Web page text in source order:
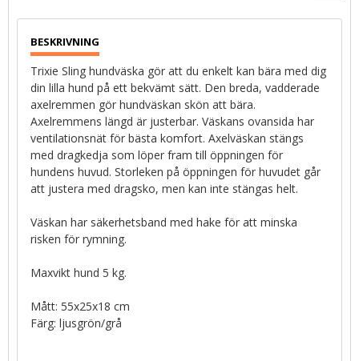
Trixie Sling hundväska gör att du enkelt kan bära med dig
din lilla hund på ett bekvämt sätt. Den breda, vadderade
axelremmen gör hundväskan skön att bära.
Axelremmens längd är justerbar. Väskans ovansida har
ventilationsnät för bästa komfort. Axelväskan stängs
med dragkedja som löper fram till öppningen för
hundens huvud. Storleken på öppningen för huvudet går
att justera med dragsko, men kan inte stängas helt.
Väskan har säkerhetsband med hake för att minska
risken för rymning.
Maxvikt hund 5 kg.
Mått: 55x25x18 cm
Färg: ljusgrön/grå